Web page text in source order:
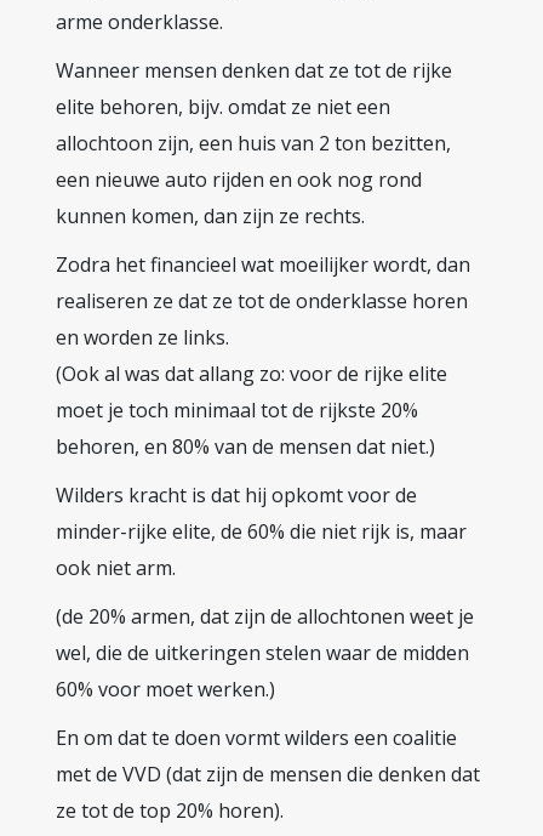
arme onderklasse.
Wanneer mensen denken dat ze tot de rijke
elite behoren, bijv. omdat ze niet een
allochtoon zijn, een huis van 2 ton bezitten,
een nieuwe auto rijden en ook nog rond
kunnen komen, dan zijn ze rechts.
Zodra het financieel wat moeilijker wordt, dan
realiseren ze dat ze tot de onderklasse horen
en worden ze links.
(Ook al was dat allang zo: voor de rijke elite
moet je toch minimaal tot de rijkste 20%
behoren, en 80% van de mensen dat niet.)
Wilders kracht is dat hij opkomt voor de
minder-rijke elite, de 60% die niet rijk is, maar
ook niet arm.
(de 20% armen, dat zijn de allochtonen weet je
wel, die de uitkeringen stelen waar de midden
60% voor moet werken.)
En om dat te doen vormt wilders een coalitie
met de VVD (dat zijn de mensen die denken dat
ze tot de top 20% horen).